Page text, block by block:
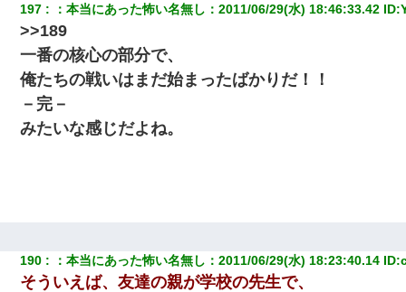
197 ：本当にあった怖い名無し ：2011/06/29(水) 18:46:33.42 ID:
>>189
一番の核心の部分で、
俺たちの戦いはまだ始まったばかりだ！！
－完－
みたいな感じだよね。
190 ：本当にあった怖い名無し ：2011/06/29(水) 18:23:40.14 ID:
そういえば、友達の親が学校の先生で、